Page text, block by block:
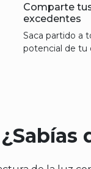
Comparte
excedentes
Saca partido a
potencial de tu
¿Sabías